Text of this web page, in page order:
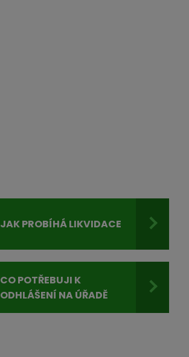
JAK PROBÍHÁ LIKVIDACE
CO POTŘEBUJI K
ODHLÁŠENÍ NA ÚŘADĚ